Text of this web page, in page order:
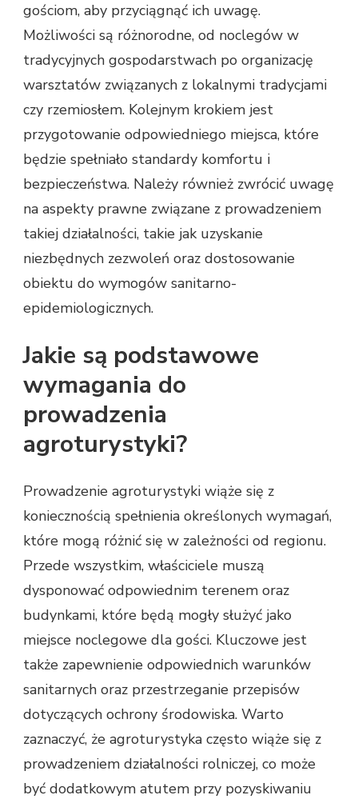
gościom, aby przyciągnąć ich uwagę.
Możliwości są różnorodne, od noclegów w
tradycyjnych gospodarstwach po organizację
warsztatów związanych z lokalnymi tradycjami
czy rzemiosłem. Kolejnym krokiem jest
przygotowanie odpowiedniego miejsca, które
będzie spełniało standardy komfortu i
bezpieczeństwa. Należy również zwrócić uwagę
na aspekty prawne związane z prowadzeniem
takiej działalności, takie jak uzyskanie
niezbędnych zezwoleń oraz dostosowanie
obiektu do wymogów sanitarno-
epidemiologicznych.
Jakie są podstawowe
wymagania do
prowadzenia
agroturystyki?
Prowadzenie agroturystyki wiąże się z
koniecznością spełnienia określonych wymagań,
które mogą różnić się w zależności od regionu.
Przede wszystkim, właściciele muszą
dysponować odpowiednim terenem oraz
budynkami, które będą mogły służyć jako
miejsce noclegowe dla gości. Kluczowe jest
także zapewnienie odpowiednich warunków
sanitarnych oraz przestrzeganie przepisów
dotyczących ochrony środowiska. Warto
zaznaczyć, że agroturystyka często wiąże się z
prowadzeniem działalności rolniczej, co może
być dodatkowym atutem przy pozyskiwaniu